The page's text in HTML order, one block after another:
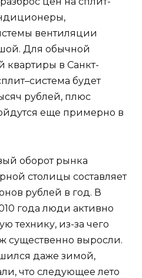
вентиляции
Для обычной
квартиры в Санкт-
будет
рублей, плюс
еще примерно в
оборот рынка
столицы составляет
рублей в год. В
года люди активно
технику, из-за чего
выросли.
даже зимой,
что следующее лето